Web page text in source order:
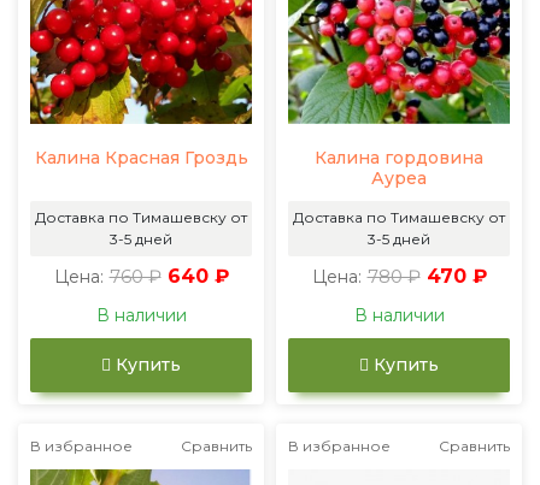
Калина Красная Гроздь
Доставка по Тимашевску от
3-5 дней
Цена: 760 ₽ 640 ₽
В наличии
Купить
Калина гордовина
Ауреа
Доставка по Тимашевску от
3-5 дней
Цена: 780 ₽ 470 ₽
В наличии
Купить
В избранное Сравнить В избранное Сравнить